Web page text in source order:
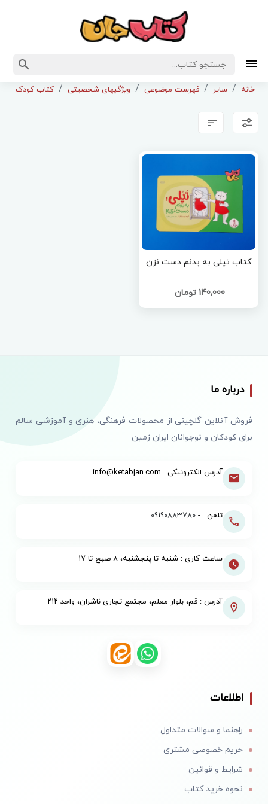
خانه سایر فهرست موضوعی ویژگیهای شخصیتی کتاب کودک
کتاب تپلی به بدنم دست نزن
140,000 تومان
درباره ما
فروش آنلاین گلچینی از محصولات فرهنگی، هنری و آموزشی سالم
برای کودکان و نوجوانان ایران زمین
آدرس الکترونیکی : info@ketabjan.com
تلفن : -09190883780
ساعت کاری : شنبه تا پنجشنبه، ۸ صبح تا ۱۷
آدرس : قم، بلوار معلم، مجتمع تجاری ناشران، واحد ۲۱۲
اطلاعات
راهنما و سوالات متداول
حریم خصوصی مشتری
شرایط و قوانین
نحوه خرید کتاب